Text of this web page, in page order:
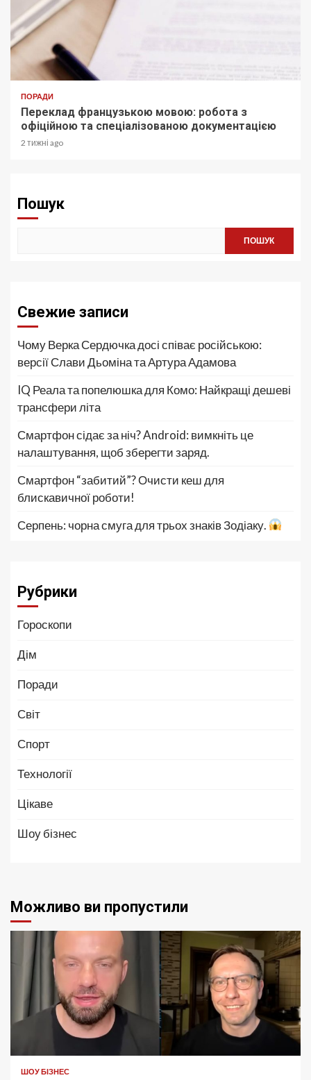
ПОРАДИ
Переклад французькою мовою: робота з
офіційною та спеціалізованою документацією
2 тижні ago
Пошук
ПОШУК
Свежие записи
Чому Верка Сердючка досі співає російською:
версії Слави Дьоміна та Артура Адамова
IQ Реала та попелюшка для Комо: Найкращі дешеві
трансфери літа
Смартфон сідає за ніч? Android: вимкніть це
налаштування, щоб зберегти заряд.
Смартфон “забитий”? Очисти кеш для
блискавичної роботи!
Серпень: чорна смуга для трьох знаків Зодіаку.
Рубрики
Гороскопи
Дім
Поради
Світ
Спорт
Технології
Цікаве
Шоу бізнес
Можливо ви пропустили
ШОУ БІЗНЕС